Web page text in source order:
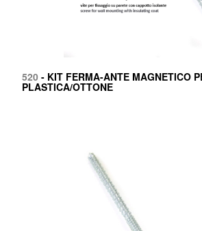
520- KIT FERMA-ANTE MAGNETICO
PLASTICA/OTTONE